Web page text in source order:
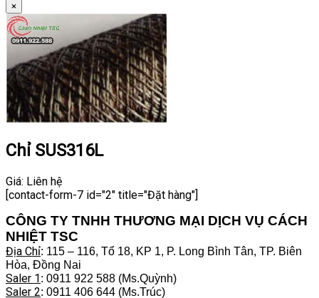
×
Chỉ SUS316L
Giá: Liên hệ
[contact-form-7 id="2" title="Đặt hàng"]
CÔNG TY TNHH THƯƠNG MẠI DỊCH VỤ CÁCH
NHIỆT TSC
Địa Chỉ: 115 – 116, Tổ 18, KP 1, P. Long Bình Tân, TP. Biên
Hòa, Đồng Nai
Saler 1 : 0911 922 588 (Ms.Quỳnh)
Saler 2: 0911 406 644 (Ms.Trúc)